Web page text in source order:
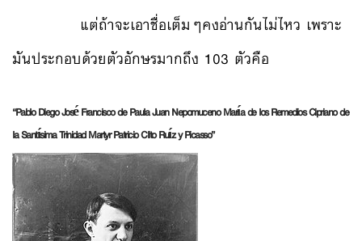
แต่ถ้าจะเอาชื่อเต็มๆคงอ่านกันไม่ไหว เพราะ
มันประกอบด้วยตัวอักษรมากถึง 103 ตัวคือ
“Pablo Diego José Francisco de Paula Juan Nepomuceno María de los Remedios Cipriano de
la Santísima Trinidad Martyr Patricio Clito Ruíz y Picasso”